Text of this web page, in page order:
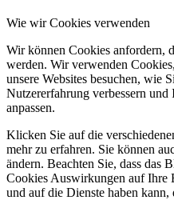
Wie wir Cookies verwenden
Wir können Cookies anfordern,
werden. Wir verwenden
unsere Websites besuchen, wie
Nutzererfahrung verbessern
anpassen.
Klicken Sie auf die
mehr zu erfahren. Sie können
ändern. Beachten Sie, dass das
Cookies Auswirkungen auf Ihre
und auf die Dienste haben